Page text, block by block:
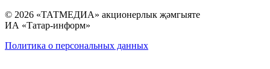
© 2026 «ТАТМЕДИА» акционерлык җәмгыяте
ИА «Татар-информ»
Политика о персональных данных